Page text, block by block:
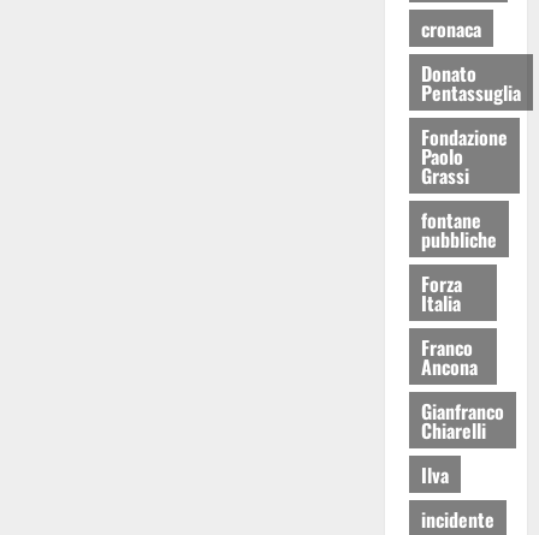
cronaca
Donato
Pentassuglia
Fondazione
Paolo
Grassi
fontane
pubbliche
Forza
Italia
Franco
Ancona
Gianfranco
Chiarelli
Ilva
incidente